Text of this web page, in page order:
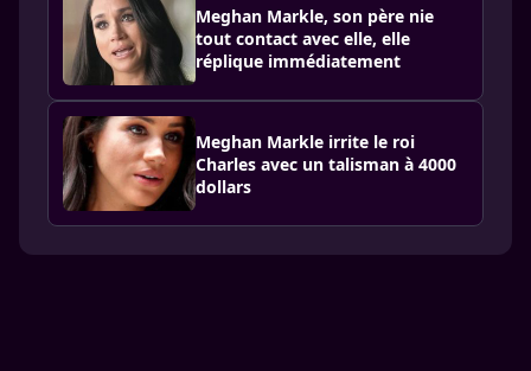
Meghan Markle, son père nie
tout contact avec elle, elle
réplique immédiatement
Meghan Markle irrite le roi
Charles avec un talisman à 4000
dollars